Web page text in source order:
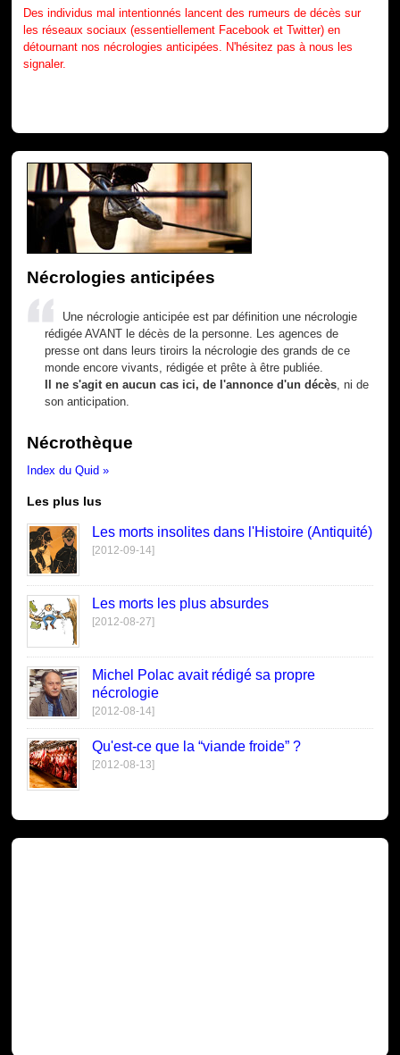
Des individus mal intentionnés lancent des rumeurs de décès sur
les réseaux sociaux (essentiellement Facebook et Twitter) en
détournant nos nécrologies anticipées. N'hésitez pas à nous les
signaler.
Nécrologies anticipées
Une nécrologie anticipée est par définition une nécrologie
rédigée AVANT le décès de la personne. Les agences de
presse ont dans leurs tiroirs la nécrologie des grands de ce
monde encore vivants, rédigée et prête à être publiée.
Il ne s'agit en aucun cas ici, de l'annonce d'un décès , ni de
son anticipation.
Nécrothèque
Index du Quid »
Les plus lus
Les morts insolites dans l'Histoire (Antiquité)
[2012-09-14]
Les morts les plus absurdes
[2012-08-27]
Michel Polac avait rédigé sa propre
nécrologie
[2012-08-14]
Qu'est-ce que la “viande froide” ?
[2012-08-13]